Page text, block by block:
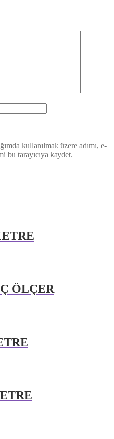
kullanılmak üzere adımı, e-
bu tarayıcıya kaydet.
ÖLÇER